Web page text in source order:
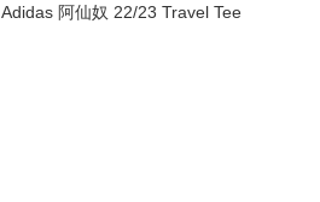
Adidas 阿仙奴 22/23 Travel Tee